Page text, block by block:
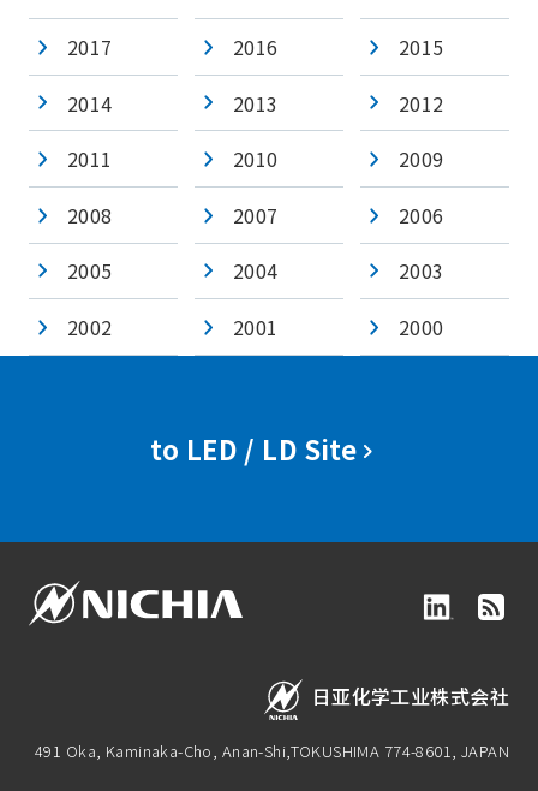
2017
2016
2015
2014
2013
2012
2011
2010
2009
2008
2007
2006
2005
2004
2003
2002
2001 2000
to LED / LD Site
日亚化学工业株式会社
491 Oka, Kaminaka-Cho, Anan-Shi,TOKUSHIMA 774-8601, JAPAN